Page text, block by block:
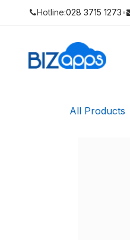
Hotline:028 3715 1273•
All Products